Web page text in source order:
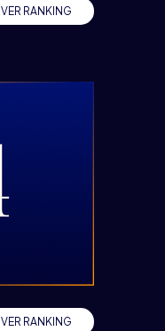
VER RANKING
VER RANKING